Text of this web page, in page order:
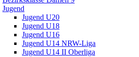
Jugend
Jugend U20
Jugend U18
Jugend U16
Jugend U14 NRW-Liga
Jugend U14 II Oberliga